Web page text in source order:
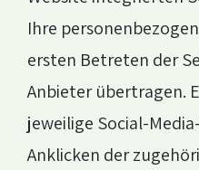
Ihre
ersten Betreten der
Anbieter übertragen.
jeweilige Social-
Anklicken der